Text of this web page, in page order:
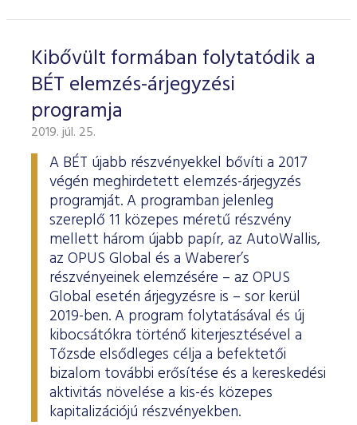
Kibővült formában folytatódik a
BÉT elemzés-árjegyzési
programja
2019. júl. 25.
A BÉT újabb részvényekkel bővíti a 2017
végén meghirdetett elemzés-árjegyzés
programját. A programban jelenleg
szereplő 11 közepes méretű részvény
mellett három újabb papír, az AutoWallis,
az OPUS Global és a Waberer’s
részvényeinek elemzésére – az OPUS
Global esetén árjegyzésre is – sor kerül
2019-ben. A program folytatásával és új
kibocsátókra történő kiterjesztésével a
Tőzsde elsődleges célja a befektetői
bizalom további erősítése és a kereskedési
aktivitás növelése a kis-és közepes
kapitalizációjú részvényekben.